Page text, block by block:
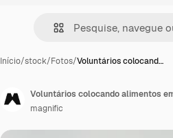
Início/stock/Fotos/Voluntários colocand…
Voluntários colocando alimentos
magnific